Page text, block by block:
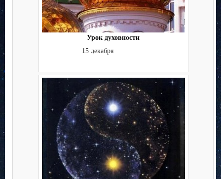
Урок духовности
15 декабря